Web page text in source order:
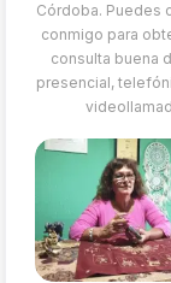
Córdoba. Puedes
conmigo para
consulta buena
presencial,